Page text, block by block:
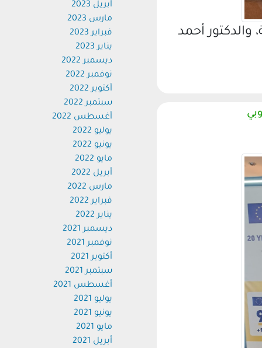
أحمد
أبريل 2023
مارس 2023
فبراير 2023
يناير 2023
ديسمبر 2022
نوفمبر 2022
أكتوبر 2022
سبتمبر 2022
أغسطس 2022
يوليو 2022
يونيو 2022
مايو 2022
أبريل 2022
مارس 2022
فبراير 2022
يناير 2022
ديسمبر 2021
نوفمبر 2021
أكتوبر 2021
سبتمبر 2021
أغسطس 2021
يوليو 2021
يونيو 2021
مايو 2021
أبريل 2021